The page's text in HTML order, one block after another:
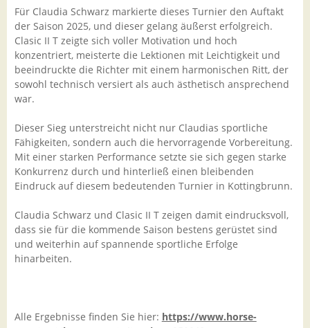
Für Claudia Schwarz markierte dieses Turnier den Auftakt
der Saison 2025, und dieser gelang äußerst erfolgreich.
Clasic II T zeigte sich voller Motivation und hoch
konzentriert, meisterte die Lektionen mit Leichtigkeit und
beeindruckte die Richter mit einem harmonischen Ritt, der
sowohl technisch versiert als auch ästhetisch ansprechend
war.
Dieser Sieg unterstreicht nicht nur Claudias sportliche
Fähigkeiten, sondern auch die hervorragende Vorbereitung.
Mit einer starken Performance setzte sie sich gegen starke
Konkurrenz durch und hinterließ einen bleibenden
Eindruck auf diesem bedeutenden Turnier in Kottingbrunn.
Claudia Schwarz und Clasic II T zeigen damit eindrucksvoll,
dass sie für die kommende Saison bestens gerüstet sind
und weiterhin auf spannende sportliche Erfolge
hinarbeiten.
Alle Ergebnisse finden Sie hier: https://www.horse-